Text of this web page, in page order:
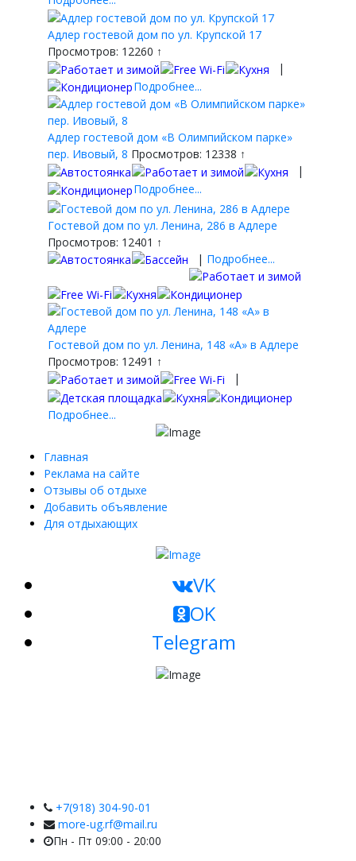
Адлер гостевой дом по ул. Крупской 17
Просмотров: 12260 ↑
|
Подробнее...
Адлер гостевой дом «В Олимпийском парке»
пер. Ивовый, 8 Просмотров: 12338 ↑
|
Подробнее...
Гостевой дом по ул. Ленина, 286 в Адлере
Просмотров: 12401 ↑
| Подробнее...
Гостевой дом по ул. Ленина, 148 «А» в Адлере
Просмотров: 12491 ↑
|
Подробнее...
Главная
Реклама на сайте
Отзывы об отдыхе
Добавить объявление
Для отдыхающих
VK
OK
Telegram
+7(918) 304-90-01
more-ug.rf@mail.ru
Пн - Пт 09:00 - 20:00